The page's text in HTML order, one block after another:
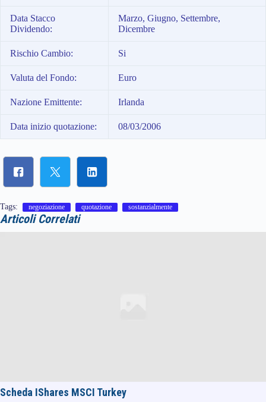
Data Stacco
Dividendo:
Marzo, Giugno, Settembre,
Dicembre
Rischio Cambio: Si
Valuta del Fondo: Euro
Nazione Emittente: Irlanda
Data inizio quotazione: 08/03/2006
Tags: negoziazione quotazione sostanzialmente
Articoli Correlati
Scheda IShares MSCI Turkey